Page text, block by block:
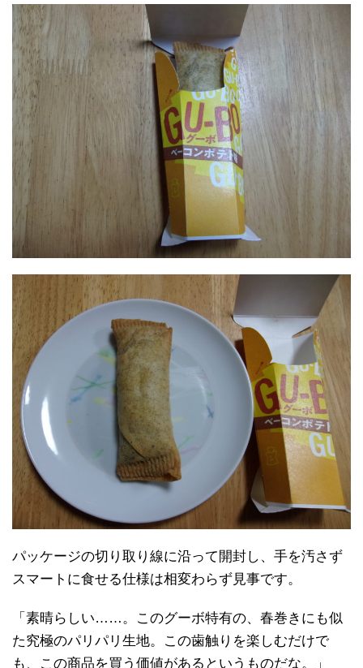
パッケージの切り取り線に沿って開封し、手を汚さず
スマートに食せる仕様は相変わらず見事です。
「素晴らしい……。このグーボ特有の、春巻きにも似
た究極のパリパリ生地。この歯触りを楽しむだけで
も、この商品を買う価値があるというものだな。」